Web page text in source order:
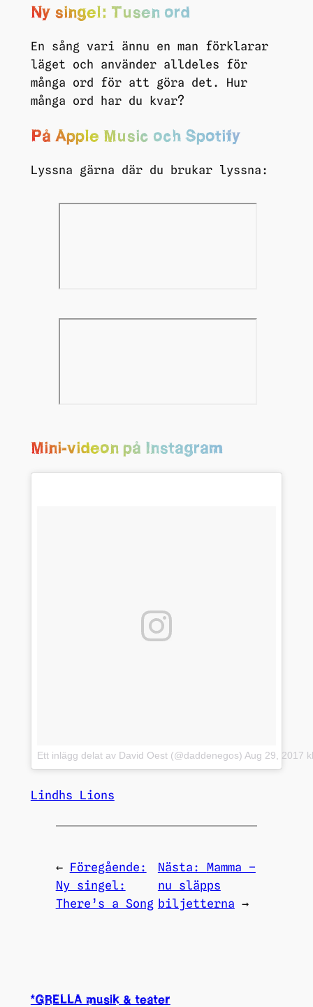
Ny singel: Tusen ord
En sång vari ännu en man förklarar
läget och använder alldeles för
många ord för att göra det. Hur
många ord har du kvar?
På Apple Music och Spotify
Lyssna gärna där du brukar lyssna:
Mini-videon på Instagram
Ett inlägg delat av David Oest (@daddenegos) Aug 29, 2017
Lindhs Lions
← Föregående:
Ny singel:
There’s a Song
Nästa: Mamma –
nu släpps
biljetterna →
*GRELLA musik & teater